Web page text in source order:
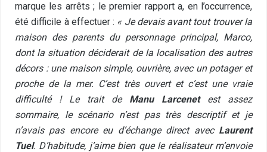
marque les arrêts ; le premier rapport a, en l’occurrence,
été difficile à effectuer : « Je devais avant tout trouver la
maison des parents du personnage principal, Marco,
dont la situation déciderait de la localisation des autres
décors : une maison simple, ouvrière, avec un potager et
proche de la mer. C’est très ouvert et c’est une vraie
difficulté ! Le trait de Manu Larcenetest assez
sommaire, le scénario n’est pas très descriptif et je
n’avais pas encore eu d’échange direct avec Laurent
Tuel. D’habitude, j’aime bien que le réalisateur m’envoie